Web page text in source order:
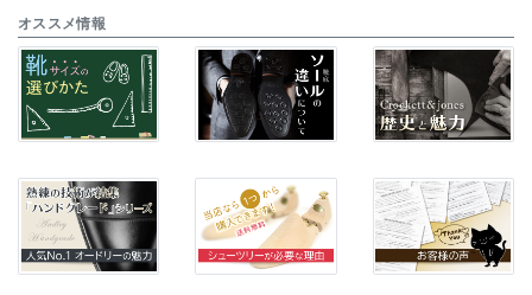
オススメ情報